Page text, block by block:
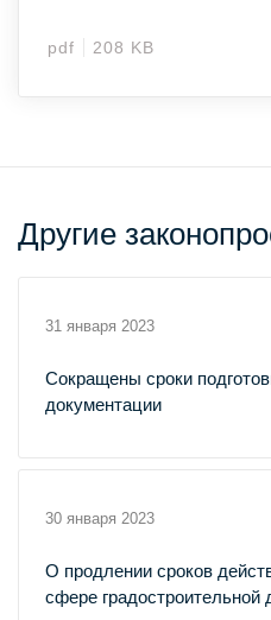
pdf 208 KB
Другие
31 января 2023
Сокращены сроки
документации
30 января 2023
О продлении сроков
сфере градостроительной